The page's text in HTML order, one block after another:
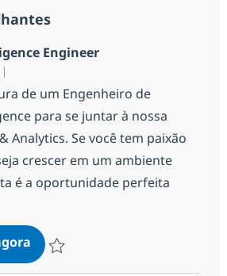
Engineer
de um Engenheiro de
para se juntar à nossa
Analytics. Se você tem paixão
crescer em um ambiente
é a oportunidade perfeita
Business Intelligence Engineer